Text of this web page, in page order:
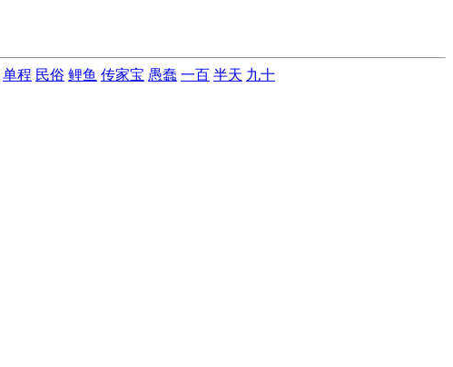
单程 民俗 鲤鱼 传家宝 愚蠢 一百 半天 九十